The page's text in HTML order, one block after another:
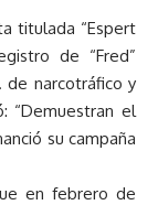
titulada “Espert
de “Fred”
de narcotráfico y
“Demuestran el
su campaña
en febrero de